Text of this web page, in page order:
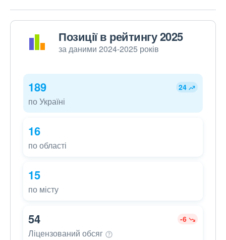
Позиції в рейтингу 2025
за даними 2024-2025 років
189 24
по Україні
16
по області
15
по місту
54 -6
Ліцензований обсяг